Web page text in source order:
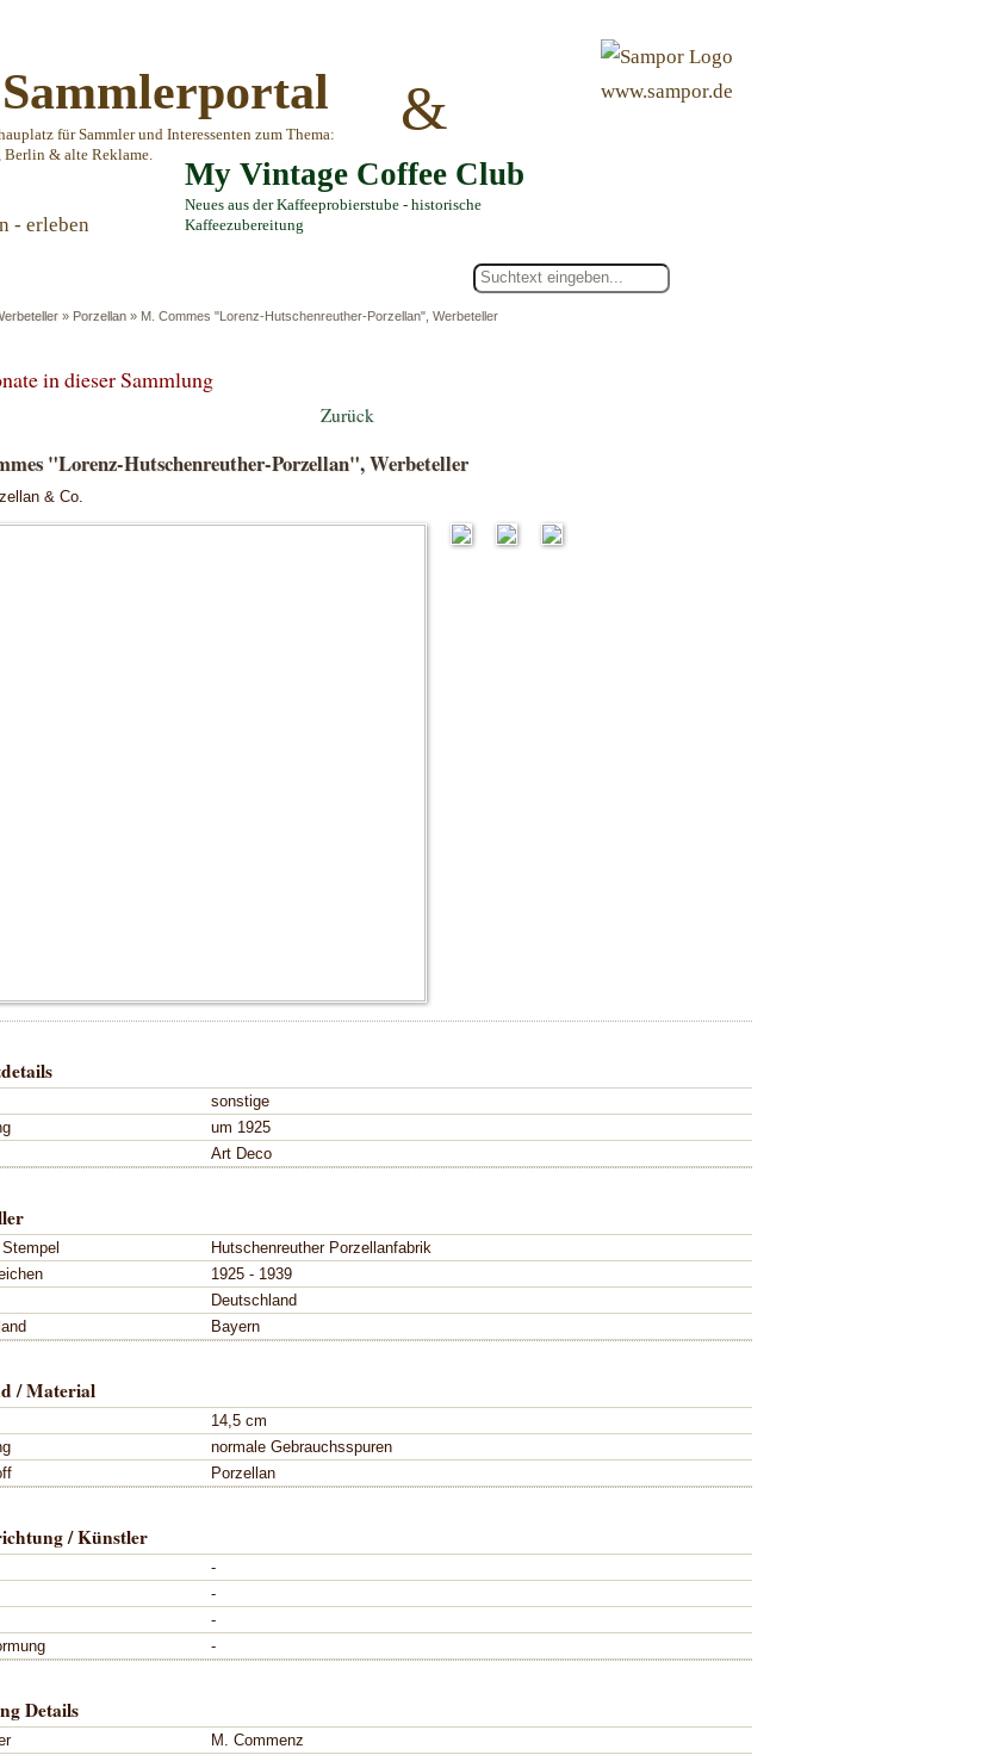
für Sammler und Interessenten zum Thema:
Berlin & alte Reklame.
&
My Vintage Coffee Club
Neues aus der Kaffeeprobierstube - historische
Kaffeezubereitung
www.sampor.de
- erleben
» Porzellan » M. Commes "Lorenz-Hutschenreuther-Porzellan", Werbeteller
in dieser Sammlung
Zurück
"Lorenz-Hutschenreuther-Porzellan", Werbeteller
& Co.
sonstige
um 1925
Art Deco
Hutschenreuther Porzellanfabrik
1925 - 1939
Deutschland
Bayern
/ Material
14,5 cm
normale Gebrauchsspuren
Porzellan
/ Künstler
-
-
-
-
Details
M. Commenz